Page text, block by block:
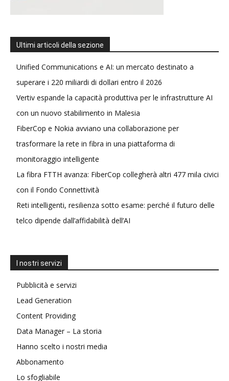
Ultimi articoli della sezione
Unified Communications e AI: un mercato destinato a
superare i 220 miliardi di dollari entro il 2026
Vertiv espande la capacità produttiva per le infrastrutture AI
con un nuovo stabilimento in Malesia
FiberCop e Nokia avviano una collaborazione per
trasformare la rete in fibra in una piattaforma di
monitoraggio intelligente
La fibra FTTH avanza: FiberCop collegherà altri 477 mila civici
con il Fondo Connettività
Reti intelligenti, resilienza sotto esame: perché il futuro delle
telco dipende dall’affidabilità dell’AI
I nostri servizi
Pubblicità e servizi
Lead Generation
Content Providing
Data Manager – La storia
Hanno scelto i nostri media
Abbonamento
Lo sfogliabile